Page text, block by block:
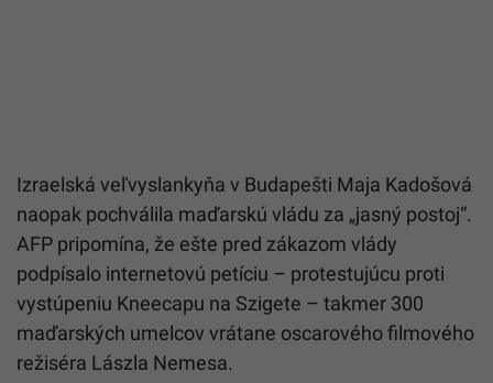
Izraelská veľvyslankyňa v Budapešti Maja Kadošová
naopak pochválila maďarskú vládu za „jasný postoj“.
AFP pripomína, že ešte pred zákazom vlády
podpísalo internetovú petíciu – protestujúcu proti
vystúpeniu Kneecapu na Szigete – takmer 300
maďarských umelcov vrátane oscarového filmového
režiséra Lászla Nemesa.